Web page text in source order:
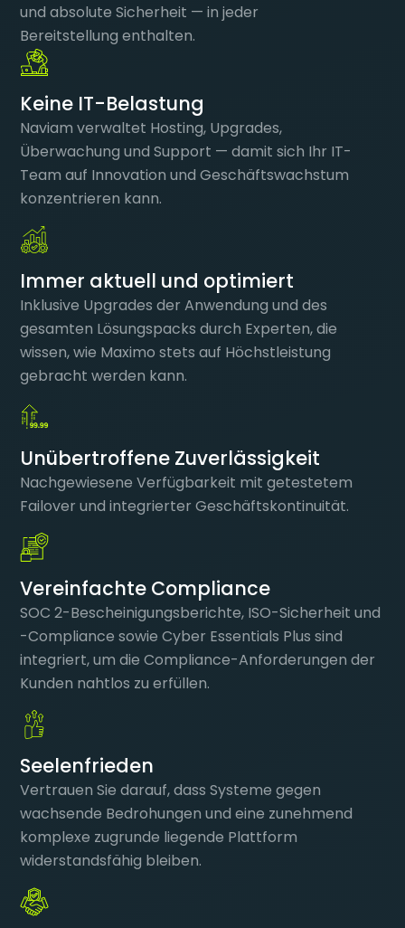
und absolute Sicherheit — in jeder
Bereitstellung enthalten.
Keine IT-Belastung
Naviam verwaltet Hosting, Upgrades,
Überwachung und Support — damit sich Ihr IT-
Team auf Innovation und Geschäftswachstum
konzentrieren kann.
Immer aktuell und optimiert
Inklusive Upgrades der Anwendung und des
gesamten Lösungspacks durch Experten, die
wissen, wie Maximo stets auf Höchstleistung
gebracht werden kann.
Unübertroffene Zuverlässigkeit
Nachgewiesene Verfügbarkeit mit getestetem
Failover und integrierter Geschäftskontinuität.
Vereinfachte Compliance
SOC 2-Bescheinigungsberichte, ISO-Sicherheit und
-Compliance sowie Cyber Essentials Plus sind
integriert, um die Compliance-Anforderungen der
Kunden nahtlos zu erfüllen.
Seelenfrieden
Vertrauen Sie darauf, dass Systeme gegen
wachsende Bedrohungen und eine zunehmend
komplexe zugrunde liegende Plattform
widerstandsfähig bleiben.